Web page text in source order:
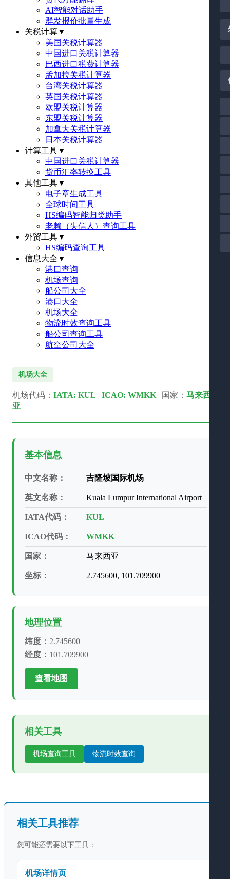
AI智能对话助手
群发报价批量生成
关税计算▼
美国关税计算器
中国进口关税计算器
巴西进口税费计算器
孟加拉关税计算器
台湾关税计算器
英国关税计算器
欧盟关税计算器
东盟关税计算器
加拿大关税计算器
日本关税计算器
计算工具▼
中国进口关税计算器
货币汇率转换工具
其他工具▼
电子章生成工具
全球时间工具
HS编码智能归类助手
老赖（失信人）查询工具
外贸工具▼
HS编码查询工具
信息大全 ▼
港口查询
机场查询
船公司大全
港口大全
机场大全
物流时效查询工具
船公司查询工具
航空公司大全
机场大全
机场代码： IATA: KUL | ICAO: WMKK | 国家： 马来西
亚
基本信息
中文名称： 吉隆坡国际机场
英文名称： Kuala Lumpur International Airport
IATA代码： KUL
ICAO代码： WMKK
国家： 马来西亚
坐标： 2.745600, 101.709900
地理位置
纬度： 2.745600
经度： 101.709900
查看地图
相关工具
机场查询工具 物流时效查询
相关工具推荐
您可能还需要以下工具：
机场详情页